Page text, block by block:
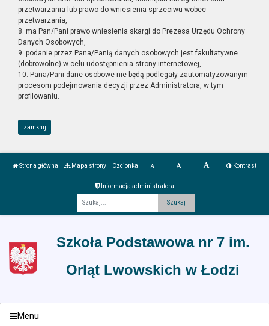
przetwarzania lub prawo do wniesienia sprzeciwu wobec
przetwarzania,
8. ma Pan/Pani prawo wniesienia skargi do Prezesa Urzędu Ochrony
Danych Osobowych,
9. podanie przez Pana/Panią danych osobowych jest fakultatywne
(dobrowolne) w celu udostępnienia strony internetowej,
10. Pana/Pani dane osobowe nie będą podlegały zautomatyzowanym
procesom podejmowania decyzji przez Administratora, w tym
profilowaniu.
zamknij
Strona główna Mapa strony Czcionka Kontrast
Informacja administratora
Szkoła Podstawowa nr 7 im.
Orląt Lwowskich w Łodzi
Menu